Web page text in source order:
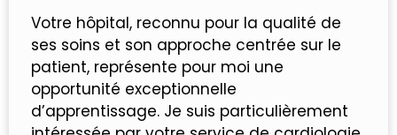
Votre hôpital, reconnu pour la qualité de
ses soins et son approche centrée sur le
patient, représente pour moi une
opportunité exceptionnelle
d’apprentissage. Je suis particulièrement